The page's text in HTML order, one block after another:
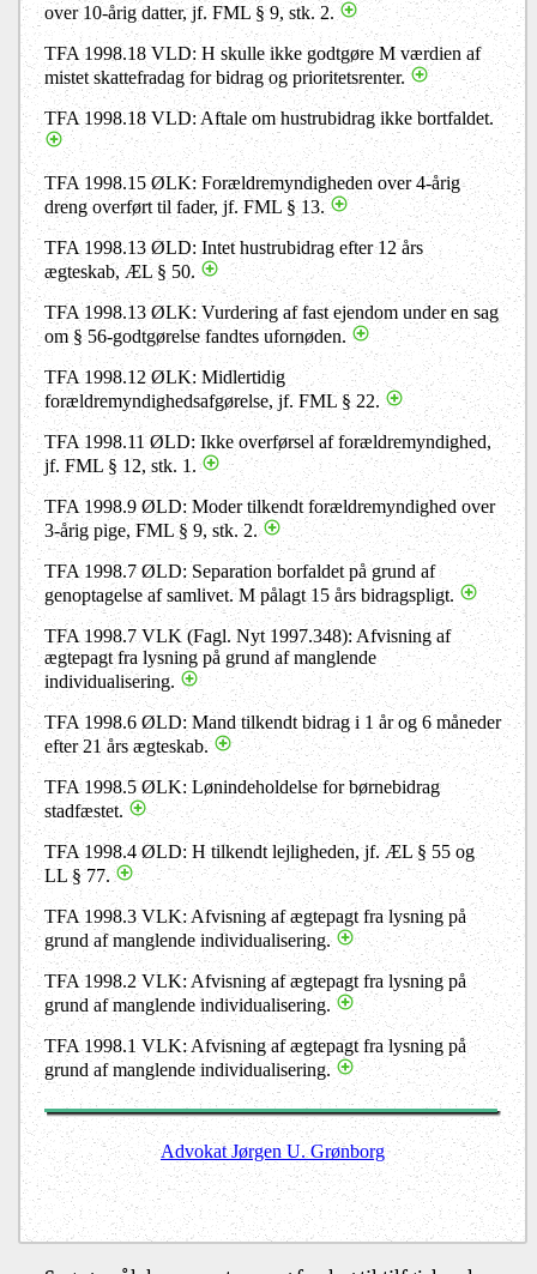
over 10-årig datter, jf. FML § 9, stk. 2.
TFA 1998.18 VLD: H skulle ikke godtgøre M værdien af
mistet skattefradag for bidrag og prioritetsrenter.
TFA 1998.18 VLD: Aftale om hustrubidrag ikke bortfaldet.
TFA 1998.15 ØLK: Forældremyndigheden over 4-årig
dreng overført til fader, jf. FML § 13.
TFA 1998.13 ØLD: Intet hustrubidrag efter 12 års
ægteskab, ÆL § 50.
TFA 1998.13 ØLK: Vurdering af fast ejendom under en sag
om § 56-godtgørelse fandtes ufornøden.
TFA 1998.12 ØLK: Midlertidig
forældremyndighedsafgørelse, jf. FML § 22.
TFA 1998.11 ØLD: Ikke overførsel af forældremyndighed,
jf. FML § 12, stk. 1.
TFA 1998.9 ØLD: Moder tilkendt forældremyndighed over
3-årig pige, FML § 9, stk. 2.
TFA 1998.7 ØLD: Separation borfaldet på grund af
genoptagelse af samlivet. M pålagt 15 års bidragspligt.
TFA 1998.7 VLK (Fagl. Nyt 1997.348): Afvisning af
ægtepagt fra lysning på grund af manglende
individualisering.
TFA 1998.6 ØLD: Mand tilkendt bidrag i 1 år og 6 måneder
efter 21 års ægteskab.
TFA 1998.5 ØLK: Lønindeholdelse for børnebidrag
stadfæstet.
TFA 1998.4 ØLD: H tilkendt lejligheden, jf. ÆL § 55 og
LL § 77.
TFA 1998.3 VLK: Afvisning af ægtepagt fra lysning på
grund af manglende individualisering.
TFA 1998.2 VLK: Afvisning af ægtepagt fra lysning på
grund af manglende individualisering.
TFA 1998.1 VLK: Afvisning af ægtepagt fra lysning på
grund af manglende individualisering.
Advokat Jørgen U. Grønborg